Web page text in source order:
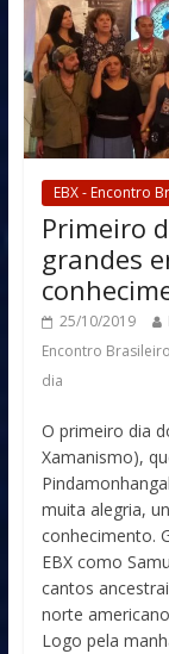
EBX - Encontro
Primeiro
grandes
25/10/2019
Encontro
dia
O primeiro dia
Xamanismo),
muita alegria,
conhecimento.
EBX como
cantos
norte
Logo pela